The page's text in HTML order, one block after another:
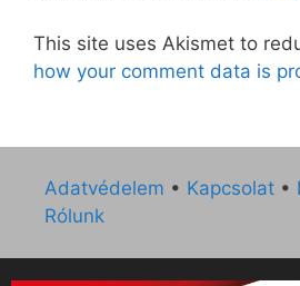
This site uses Akismet to
how your comment data is
Adatvédelem • Kapcsolat •
Rólunk